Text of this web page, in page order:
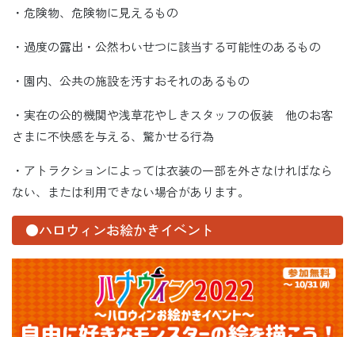
・危険物、危険物に見えるもの
・過度の露出・公然わいせつに該当する可能性のあるもの
・園内、公共の施設を汚すおそれのあるもの
・実在の公的機関や浅草花やしきスタッフの仮装 他のお客
さまに不快感を与える、驚かせる行為
・アトラクションによっては衣装の一部を外さなければなら
ない、または利用できない場合があります。
●ハロウィンお絵かきイベント